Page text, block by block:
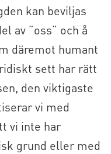
kan beviljas
av ”oss” och å
däremot humant
sett har rätt
den viktigaste
vi med
vi inte har
grund eller med